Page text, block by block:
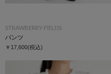
STRAWBERRY-FIELDS
パンツ
￥17,600(税込)